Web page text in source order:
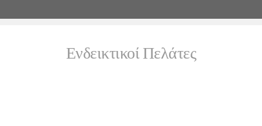
Ενδεικτικοί Πελάτες